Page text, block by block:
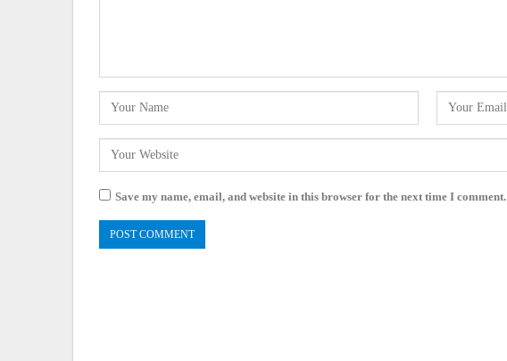
Save my name, email, and website in this browser for the next time I comment.